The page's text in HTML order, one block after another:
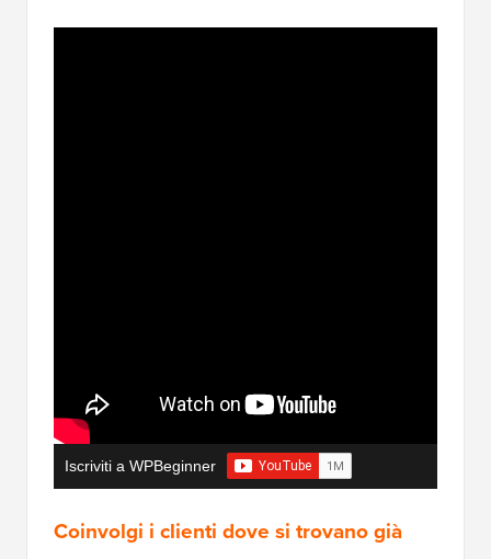
Iscriviti a WPBeginner
Coinvolgi i clienti dove si trovano già